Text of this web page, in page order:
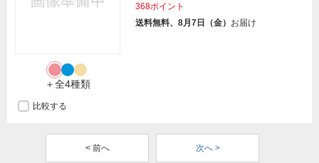
＋全4種類
368ポイント
送料無料、8月7日（金） お届け
比較する
< 前へ 次へ >